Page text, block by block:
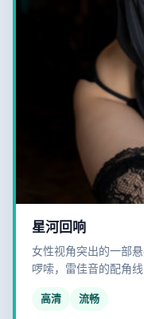
星河回响
女性视角突出的一部
啰嗦，雷佳音的配角
高清 流畅